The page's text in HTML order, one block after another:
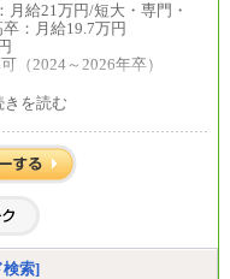
月給21万円/短大・専門・
：月給19.7万円
（2024～2026年卒）
を読む
検索]